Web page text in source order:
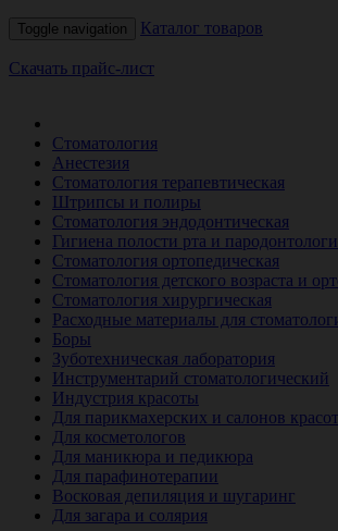
Toggle navigation Каталог товаров
Скачать прайс-лист
Стоматология
Анестезия
Стоматология терапевтическая
Штрипсы и полиры
Стоматология эндодонтическая
Гигиена полости рта и
Стоматология ортопедическая
Стоматология детского возраста и
Стоматология хирургическая
Расходные материалы для
Боры
Зуботехническая лаборатория
Инструментарий стоматологический
Индустрия красоты
Для парикмахерских и салонов
Для косметологов
Для маникюра и педикюра
Для парафинотерапии
Восковая депиляция и шугаринг
Для загара и солярия